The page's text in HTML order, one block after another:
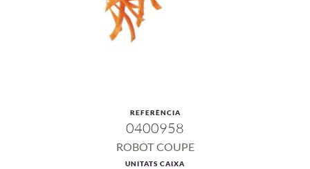
REFERÈNCIA
0400958
ROBOT COUPE
UNITATS CAIXA